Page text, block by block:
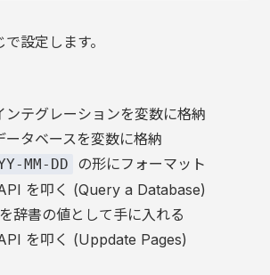
設定します。
テグレーションを変数に格納
タベースを変数に格納
MM-DD
の形にフォーマット
を叩く (Query a Database)
辞書の値として手に入れる
を叩く (Uppdate Pages)